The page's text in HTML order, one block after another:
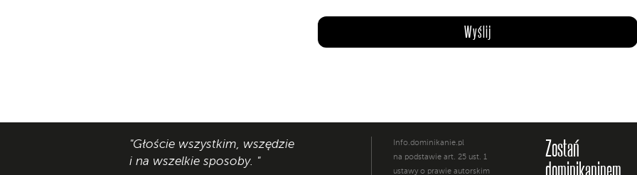
"Głoście wszystkim, wszędzie
i na wszelkie sposoby. "
Info.dominikanie.pl
na podstawie art. 25 ust. 1
ustawy o prawie autorskim
Zostań
dominikaninem